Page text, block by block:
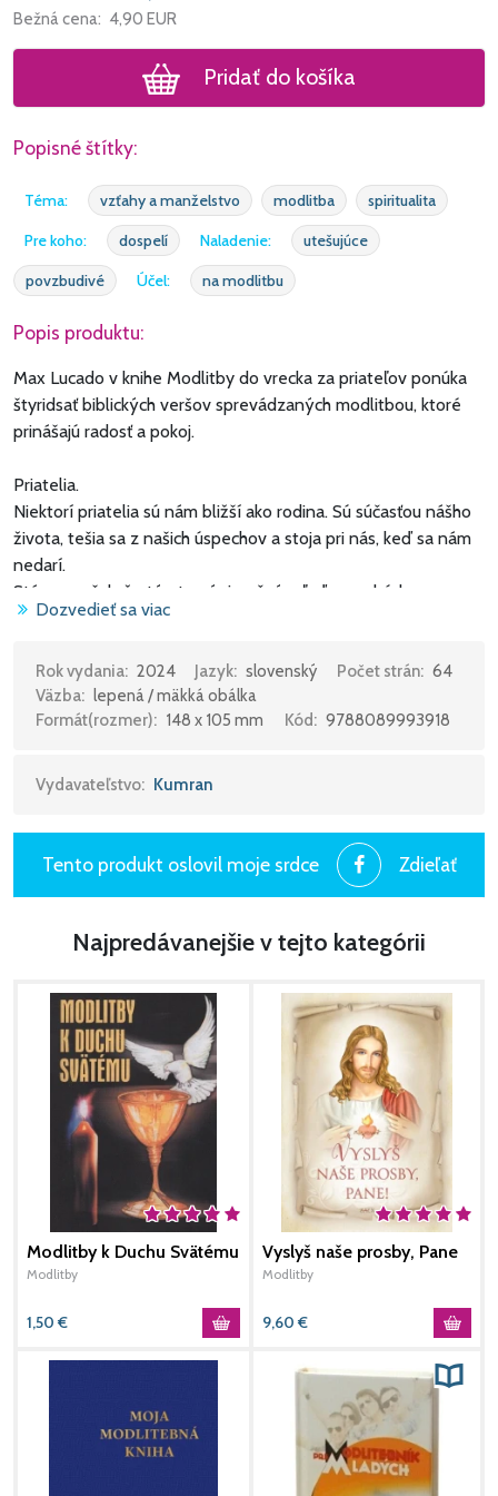
Bežná cena: 4,90 EUR
Pridať do košíka
Popisné štítky:
Téma: vzťahy a manželstvo modlitba
spiritualita
Pre koho:
dospelí Naladenie:
utešujúce
povzbudivé
Účel: na modlitbu
Popis produktu:
Max Lucado v knihe Modlitby do vrecka za priateľov ponúka
štyridsať biblických veršov sprevádzaných modlitbou, ktoré
prinášajú radosť a pokoj.
Priatelia.
Niektorí priatelia sú nám bližší ako rodina. Sú súčasťou nášho
života, tešia sa z našich úspechov a stoja pri nás, keď sa nám
nedarí.
Stáva sa však, že týmto výnimočným ľuďom zabúdame
hovoriť, akí sú pre nás dôležití.
v rôznych životných situáciách modliť za svojich priateľov a
prehlbovať vzťahy s nimi.
Dozvedieť sa viac
Rok vydania: 2024 Jazyk: slovenský Počet strán: 64
Väzba: lepená / mäkká obálka
Formát(rozmer): 148 x 105 mm Kód: 9788089993918
Vydavateľstvo: Kumran
Tento produkt oslovil moje srdce Zdieľať
Najpredávanejšie v tejto kategórii
Modlitby k Duchu Svätému
Modlitby
1,50 €
Vyslyš naše prosby, Pane
Modlitby
9,60 €